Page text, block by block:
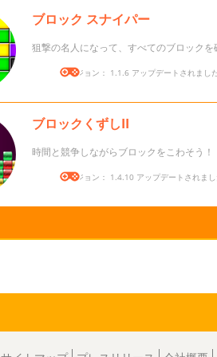
ブロック スナイパー
狙撃の名人になって、すべてのブロックを
バージョン： 1.1.6 アップデートされまし
ブロックくずしII
時間と競争しながらブロックをこわそう！
バージョン： 1.4.10 アップデートされま